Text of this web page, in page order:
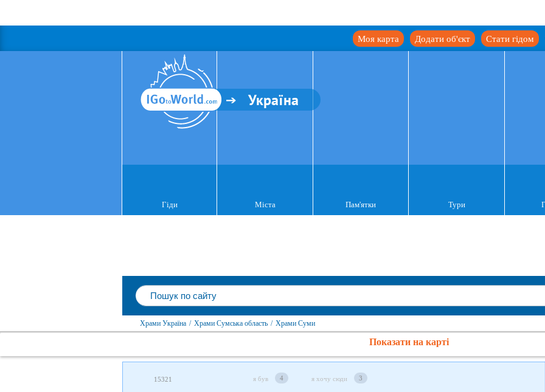
Стати гідом
Додати об'єкт
Моя карта
Україна
Гіди Міста Пам'ятки Тури
Храми Україна / Храми Сумська область / Храми Суми
Показати на карті
15321 я був 4 я хочу сюди 3